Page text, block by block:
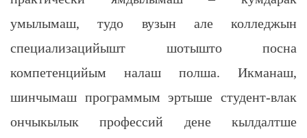
умылымаш, тудо вузын але колледжын
специализацийышт шотышто посна
компетенцийым налаш полша. Икманаш,
шинчымаш программым эртыше студент-влак
ончыкылык профессий дене кылдалтше